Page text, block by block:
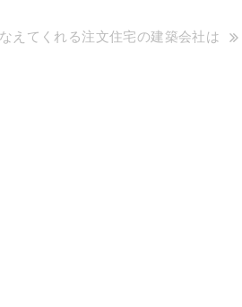
えてくれる注文住宅の建築会社は